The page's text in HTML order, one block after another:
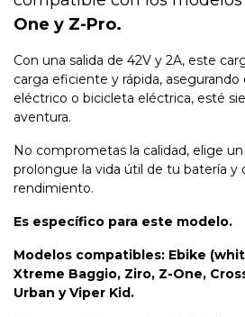
One y Z-Pro.
Con una salida de 42V y 2A, este
carga eficiente y rápida,
eléctrico o bicicleta eléctrica, esté
aventura.
No comprometas la calidad, elige
prolongue la vida útil de tu batería y
rendimiento.
Es específico para este modelo.
Modelos compatibles: Ebike
Xtreme Baggio, Ziro, Z-One,
Urban y Viper Kid.